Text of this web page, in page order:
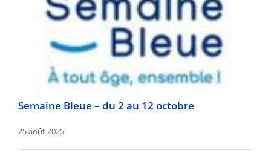
Semaine Bleue – du 2 au 12 octobre
25 août 2025